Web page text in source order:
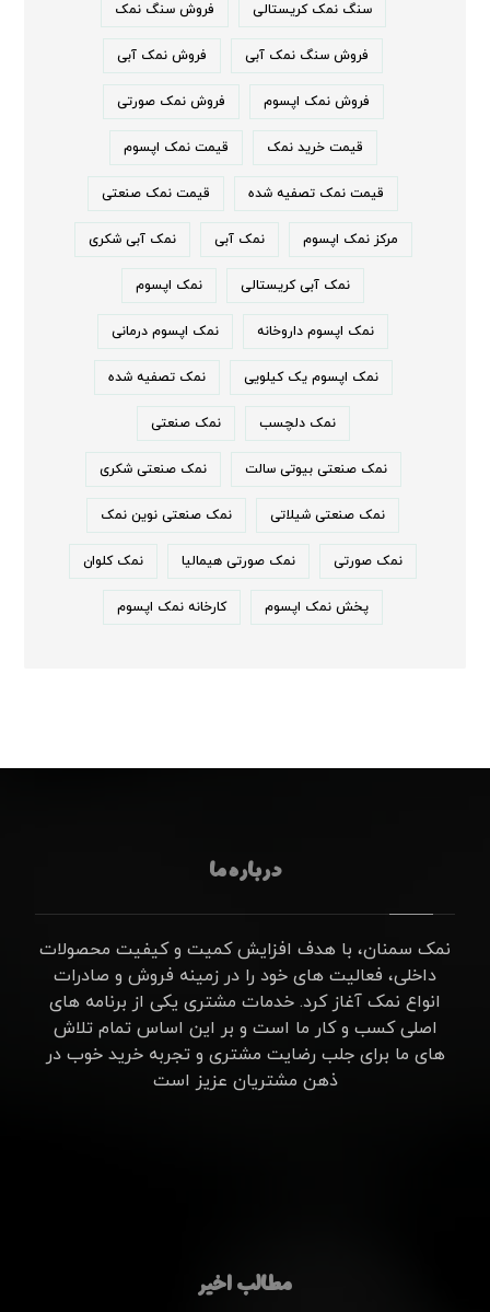
سنگ نمک کریستالی فروش سنگ نمک
فروش سنگ نمک آبی فروش نمک آبی
فروش نمک اپسوم فروش نمک صورتی
قیمت خرید نمک قیمت نمک اپسوم
قیمت نمک تصفیه شده قیمت نمک صنعتی
مرکز نمک اپسوم نمک آبی نمک آبی شکری
نمک آبی کریستالی نمک اپسوم
نمک اپسوم داروخانه نمک اپسوم درمانی
نمک اپسوم یک کیلویی نمک تصفیه شده
نمک دلچسب نمک صنعتی
نمک صنعتی بیوتی سالت نمک صنعتی شکری
نمک صنعتی شیلاتی نمک صنعتی نوین نمک
نمک صورتی نمک صورتی هیمالیا نمک کلوان
پخش نمک اپسوم کارخانه نمک اپسوم
درباره ما
نمک سمنان، با هدف افزایش کمیت و کیفیت محصولات
داخلی، فعالیت های خود را در زمینه فروش و صادرات
انواع نمک آغاز کرد. خدمات مشتری یکی از برنامه های
اصلی کسب و کار ما است و بر این اساس تمام تلاش
های ما برای جلب رضایت مشتری و تجربه خرید خوب در
ذهن مشتریان عزیز است
مطالب اخیر